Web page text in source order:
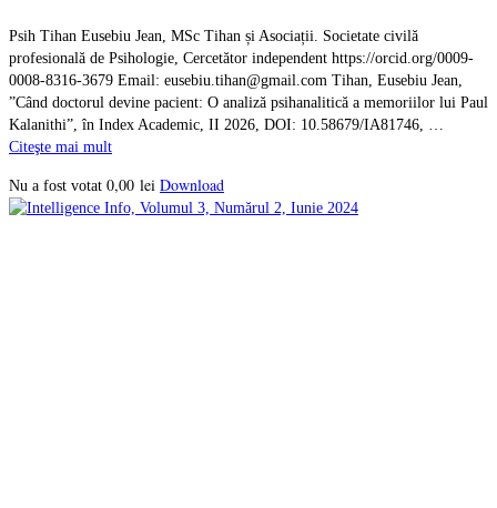
Psih Tihan Eusebiu Jean, MSc Tihan și Asociații. Societate civilă
profesională de Psihologie, Cercetător independent https://orcid.org/0009-
0008-8316-3679 Email: eusebiu.tihan@gmail.com Tihan, Eusebiu Jean,
”Când doctorul devine pacient: O analiză psihanalitică a memoriilor lui Paul
Kalanithi”, în Index Academic, II 2026, DOI: 10.58679/IA81746, …
Citeşte mai mult
Nu a fost votat 0,00 lei Download